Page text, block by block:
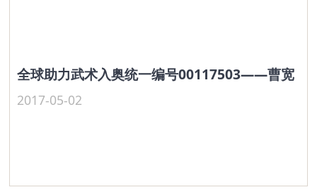
全球助力武术入奥统一编号00117503——曹宽
2017-05-02